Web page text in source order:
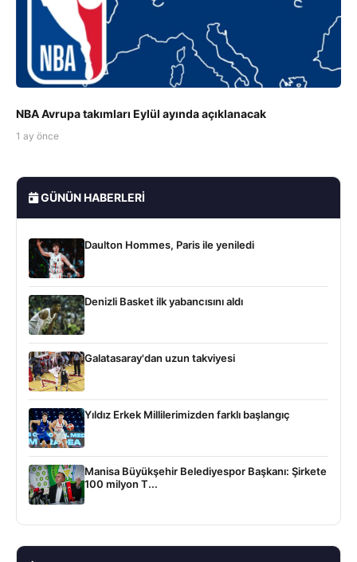
NBA Avrupa takımları Eylül ayında açıklanacak
1 ay önce
GÜNÜN HABERLERI
Daulton Hommes, Paris ile yeniledi
Denizli Basket ilk yabancısını aldı
Galatasaray'dan uzun takviyesi
Yıldız Erkek Millilerimizden farklı başlangıç
Manisa Büyükşehir Belediyespor Başkanı: Şirkete
100 milyon T...